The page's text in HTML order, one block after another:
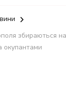
збираються
окупантами